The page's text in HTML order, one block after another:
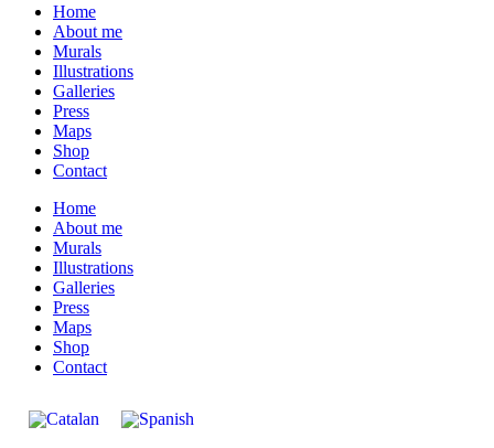
Home
About me
Murals
Illustrations
Galleries
Press
Maps
Shop
Contact
Home
About me
Murals
Illustrations
Galleries
Press
Maps
Shop
Contact